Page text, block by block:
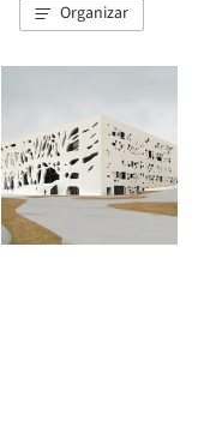
Organizar